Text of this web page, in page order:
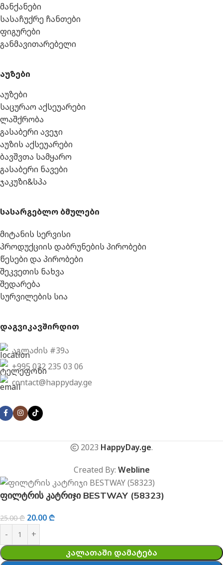
მანქანები
სასაჩუქრე ჩანთები
ფიგურები
განმავითარებელი
აუზები
აუზები
საცურაო აქსეუარები
ლაშქრობა
გასაბერი ავეჯი
აუზის აქსეუარები
ბავშვთა სამყარო
გასაბერი ნავები
ჯაკუზი&სპა
სასარგებლო ბმულები
მიტანის სერვისი
პროდუქციის დაბრუნების პირობები
წესები და პირობები
შეკვეთის ნახვა
შედარება
სურვილების სია
დაგვიკავშირდით
აგლაძის #39ა
+995 032 235 03 06
contact@happyday.ge
2023 HappyDay.ge.
Created By: Webline
ფილტრის კატრიჯი BESTWAY (58323)
25.00₾ 20.00 ₾
ᲙᲐᲚᲐᲗᲐᲨᲘ ᲓᲐᲛᲐᲢᲔᲑᲐ